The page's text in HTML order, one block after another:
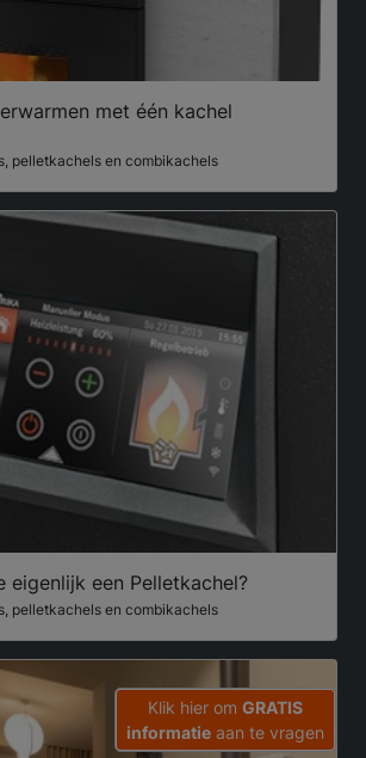
met één kachel
pelletkachels en combikachels
eigenlijk een Pelletkachel?
pelletkachels en combikachels
Klik hier om GRATIS
informatie aan te vragen